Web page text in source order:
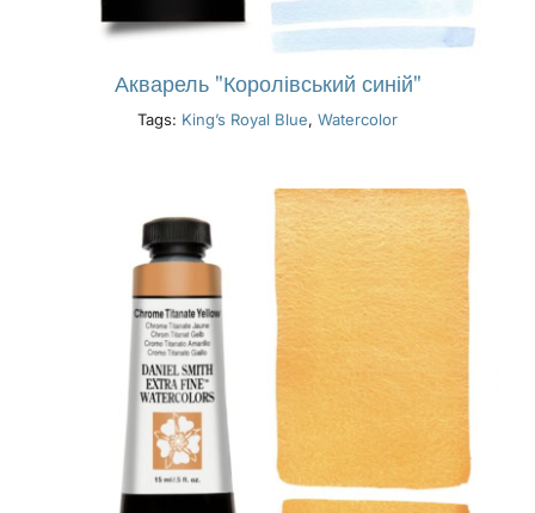
Акварель "Королівський синій"
Tags: King’s Royal Blue, Watercolor